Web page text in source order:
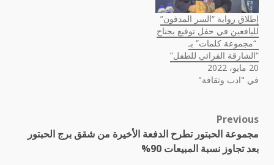
إطلاق رواية “السر المدفون”
لليافعين في حفل توقيع بجناح
“مجموعة كلمات” بـ
“الشارقة القرائي للطفل”
20 مايو، 2022
في "ادب وثقافة"
Post
navigation
Previous
مجموعة الحبتور تطرح الدفعة الأخيرة من شقق برج الحبتور
بعد تجاوز نسبة المبيعات 90%